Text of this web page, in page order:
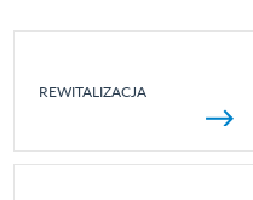
REWITALIZACJA